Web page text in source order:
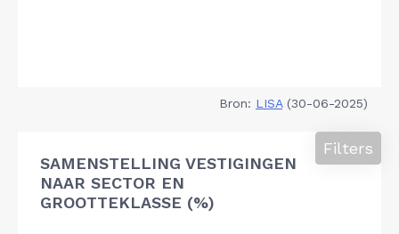
Bron: LISA(30-06-2025)
SAMENSTELLING VESTIGINGEN
NAAR SECTOR EN
GROOTTEKLASSE (%)
Filters